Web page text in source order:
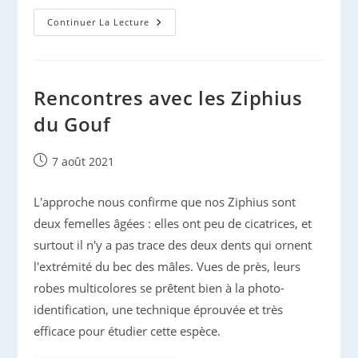
Continuer La Lecture Dauphins
À
Rencontres avec les Ziphius
du Gouf
Publication
7 août 2021
L'approche nous confirme que nos Ziphius sont
deux femelles âgées : elles ont peu de cicatrices, et
surtout il n'y a pas trace des deux dents qui ornent
l'extrémité du bec des mâles. Vues de près, leurs
robes multicolores se prêtent bien à la photo-
identification, une technique éprouvée et très
efficace pour étudier cette espèce.